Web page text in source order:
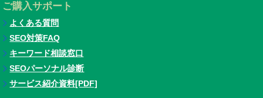
ご購入サポート
よくある質問
SEO対策FAQ
キーワード相談窓口
SEOパーソナル診断
サービス紹介資料[PDF]